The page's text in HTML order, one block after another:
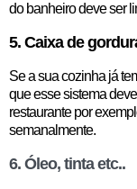
do banheiro deve ser
5. Caixa de
Se a sua cozinha já
que esse sistema
restaurante por
semanalmente.
6. Óleo, tinta etc..